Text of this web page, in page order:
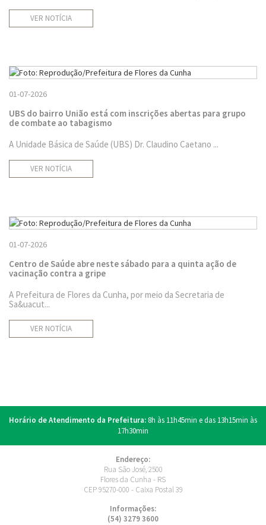
VER NOTÍCIA
01-07-2026
UBS do bairro União está com inscrições abertas para grupo
de combate ao tabagismo
A Unidade Básica de Saúde (UBS) Dr. Claudino Caetano ...
VER NOTÍCIA
01-07-2026
Centro de Saúde abre neste sábado para a quinta ação de
vacinação contra a gripe
A Prefeitura de Flores da Cunha, por meio da Secretaria de
Sa&uacut...
VER NOTÍCIA
Horário de Atendimento da Prefeitura:8h às 11h45min e das 13h15min às
17h30min
Endereço:
Rua São José, 2500
Flores da Cunha - RS
CEP 95270-000 - Caixa Postal 39
Informações:
(54) 3279 3600